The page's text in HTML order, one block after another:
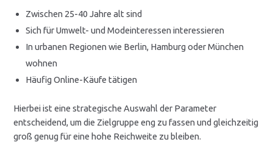
Zwischen 25-40 Jahre alt sind
Sich für Umwelt- und Modeinteressen interessieren
In urbanen Regionen wie Berlin, Hamburg oder München
wohnen
Häufig Online-Käufe tätigen
Hierbei ist eine strategische Auswahl der Parameter
entscheidend, um die Zielgruppe eng zu fassen und gleichzeitig
groß genug für eine hohe Reichweite zu bleiben.